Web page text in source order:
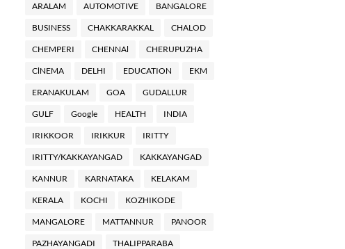
ARALAM AUTOMOTIVE BANGALORE
BUSINESS CHAKKARAKKAL CHALOD
CHEMPERI CHENNAl CHERUPUZHA
ClNEMA DELHI EDUCATION EKM
ERANAKULAM GOA GUDALLUR
GULF Google HEALTH INDIA
IRIKKOOR IRIKKUR IRITTY
IRITTY/KAKKAYANGAD KAKKAYANGAD
KANNUR KARNATAKA KELAKAM
KERALA KOCHI KOZHIKODE
MANGALORE MATTANNUR PANOOR
PAZHAYANGADI THALIPPARABA